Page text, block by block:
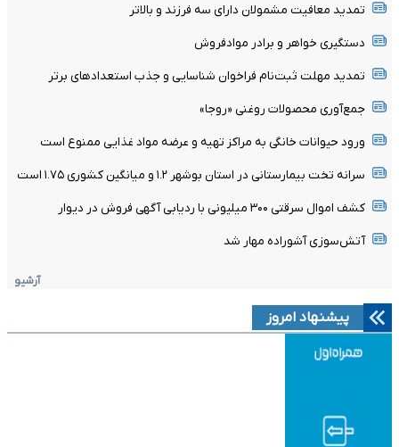
تمدید معافیت مشمولان دارای سه فرزند و بالا‌تر
دستگیری خواهر و برادر موادفروش
تمدید مهلت ثبت‌نام فراخوان شناسایی و جذب استعدادهای برتر
جمع‌آوری محصولات روغنی «روجا»
ورود حیوانات خانگی به مراکز تهیه و عرضه مواد غذایی ممنوع است
سرانه تخت بیمارستانی در استان بوشهر ۱.۲ و میانگین کشوری ۱.۷۵ است
کشف اموال سرقتی ۳۰۰ میلیونی با ردیابی آگهی فروش در دیوار
آتش‌سوزی آشوراده مهار شد
آرشیو
پیشنهاد امروز